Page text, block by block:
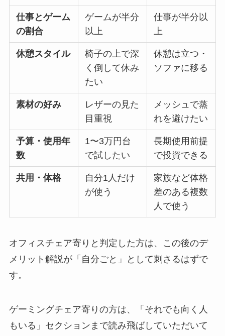
仕事とゲーム
の割合
ゲームが半分
以上
仕事が半分以
上
休憩スタイル
椅子の上で深
く倒して休み
たい
休憩は立つ・
ソファに移る
素材の好み
レザーの見た
目重視
メッシュで蒸
れを避けたい
予算・使用年
数
1〜3万円台
で試したい
長期使用前提
で投資できる
共用・体格
自分1人だけ
が使う
家族など体格
差のある複数
人で使う
オフィスチェア寄りと判定した方は、この後のデ
メリット解説が「自分ごと」として刺さるはずで
す。
ゲーミングチェア寄りの方は、「それでも向く人
もいる」セクションまで読み飛ばしていただいて